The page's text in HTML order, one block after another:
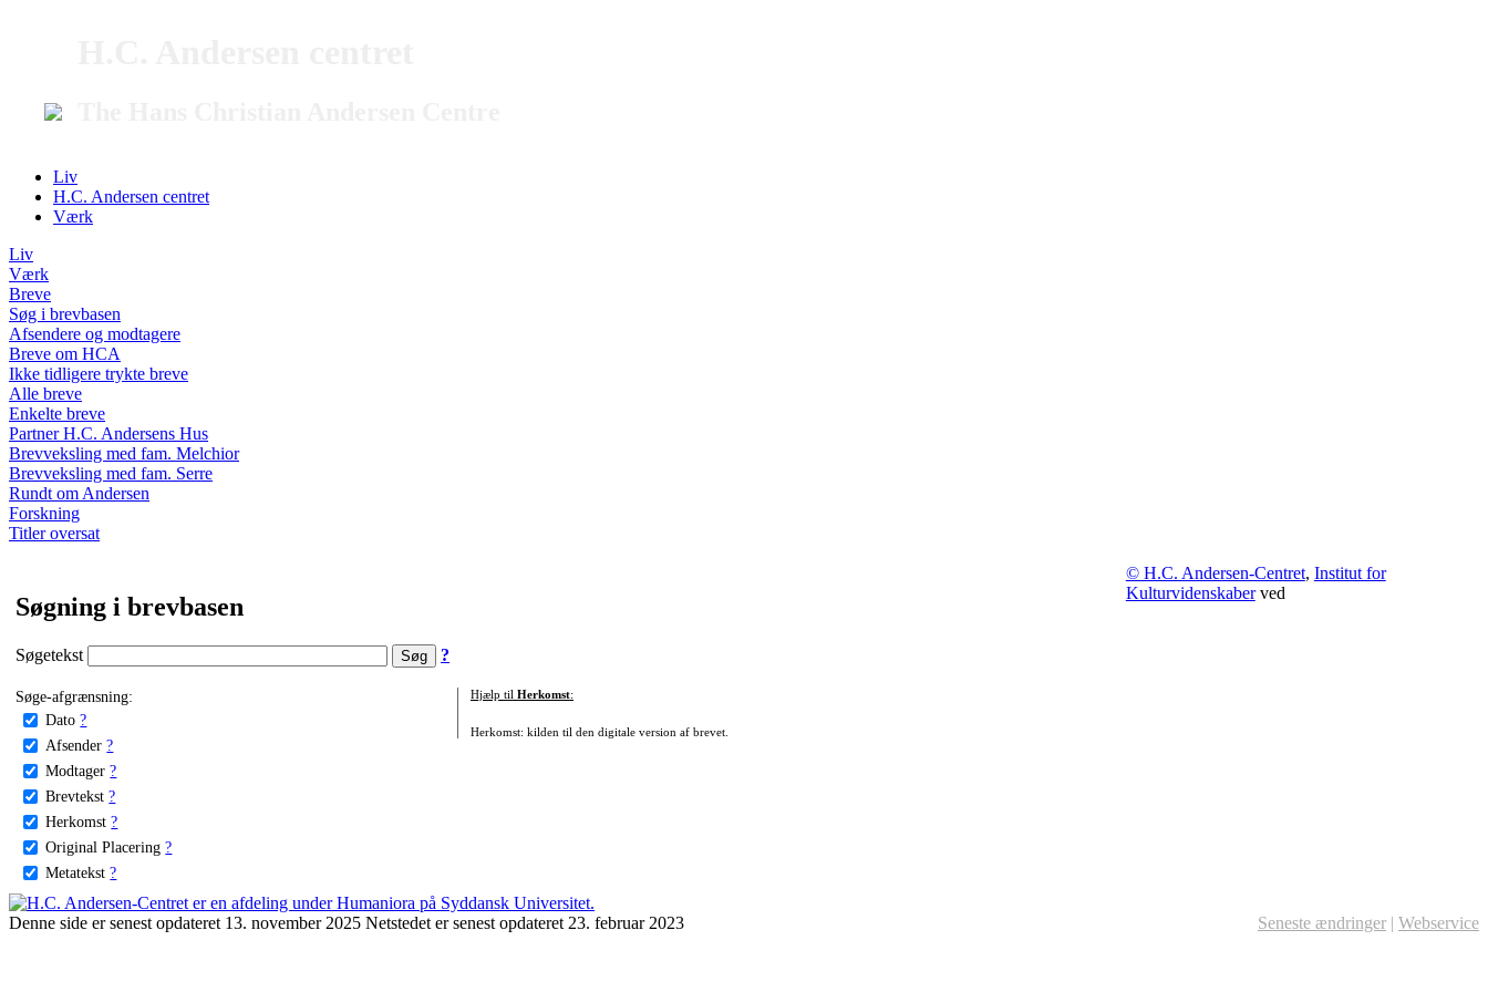
Liv
H.C. Andersen centret
Værk
Liv
Værk
Breve
Søg i brevbasen
Afsendere og modtagere
Breve om HCA
Ikke tidligere trykte breve
Alle breve
Enkelte breve
Partner H.C. Andersens Hus
Brevveksling med fam. Melchior
Brevveksling med fam. Serre
Rundt om Andersen
Forskning
Titler oversat
Søgning i brevbasen
Søgetekst ?
Søge-afgrænsning:
Dato ?
Afsender ?
Modtager ?
Brevtekst ?
Herkomst ?
Original Placering ?
Metatekst ?
Hjælp til Herkomst:
Herkomst: kilden til den digitale version af brevet.
© H.C. Andersen-Centret, Institut for
Kulturvidenskaberved
Denne side er senest opdateret 13. november 2025 Netstedet er senest opdateret 23. februar 2023 Seneste ændringer | Webservice